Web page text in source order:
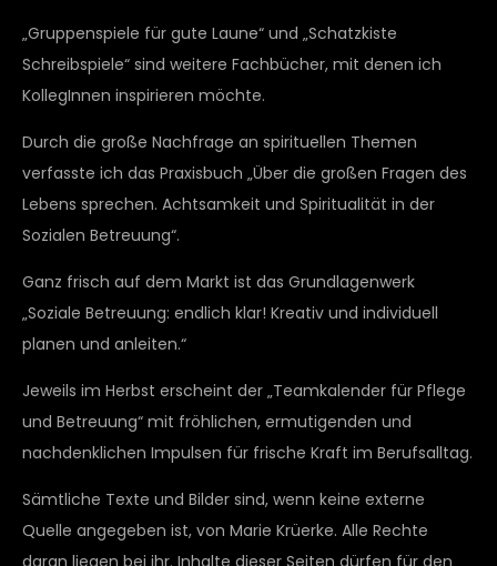
„Gruppenspiele für gute Laune“ und „Schatzkiste
Schreibspiele“ sind weitere Fachbücher, mit denen ich
KollegInnen inspirieren möchte.
Durch die große Nachfrage an spirituellen Themen
verfasste ich das Praxisbuch „Über die großen Fragen des
Lebens sprechen. Achtsamkeit und Spiritualität in der
Sozialen Betreuung“.
Ganz frisch auf dem Markt ist das Grundlagenwerk
„Soziale Betreuung: endlich klar! Kreativ und individuell
planen und anleiten.“
Jeweils im Herbst erscheint der „Teamkalender für Pflege
und Betreuung“ mit fröhlichen, ermutigenden und
nachdenklichen Impulsen für frische Kraft im Berufsalltag.
Sämtliche Texte und Bilder sind, wenn keine externe
Quelle angegeben ist, von Marie Krüerke. Alle Rechte
daran liegen bei ihr. Inhalte dieser Seiten dürfen für den